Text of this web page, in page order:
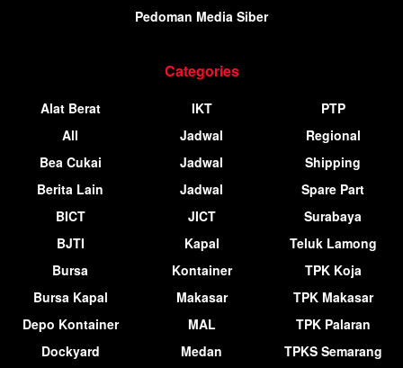
Pedoman Media Siber
Categories
Alat Berat
All
Bea Cukai
Berita Lain
BICT
BJTI
Bursa
Bursa Kapal
Depo Kontainer
Dockyard
IKT
Jadwal
Jadwal
Jadwal
JICT
Kapal
Kontainer
Makasar
MAL
Medan
PTP
Regional
Shipping
Spare Part
Surabaya
Teluk Lamong
TPK Koja
TPK Makasar
TPK Palaran
TPKS Semarang